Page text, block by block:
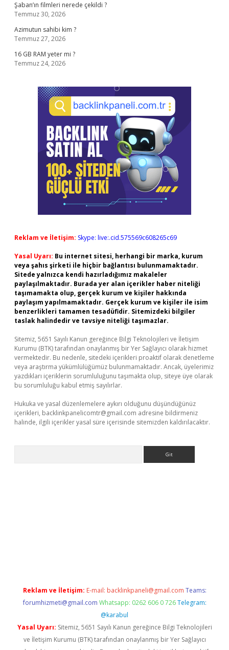
Şaban’ın filmleri nerede çekildi ?
Temmuz 30, 2026
Azimutun sahibi kim ?
Temmuz 27, 2026
16 GB RAM yeter mi ?
Temmuz 24, 2026
Reklam ve İletişim: Skype: live:.cid.575569c608265c69
Yasal Uyarı: Bu internet sitesi, herhangi bir marka, kurum
veya şahıs şirketi ile hiçbir bağlantısı bulunmamaktadır.
Sitede yalnızca kendi hazırladığımız makaleler
paylaşılmaktadır. Burada yer alan içerikler haber niteliği
taşımamakta olup, gerçek kurum ve kişiler hakkında
paylaşım yapılmamaktadır. Gerçek kurum ve kişiler ile isim
benzerlikleri tamamen tesadüfidir. Sitemizdeki bilgiler
taslak halindedir ve tavsiye niteliği taşımazlar.
Sitemiz, 5651 Sayılı Kanun gereğince Bilgi Teknolojileri ve İletişim
Kurumu (BTK) tarafından onaylanmış bir Yer Sağlayıcı olarak hizmet
vermektedir. Bu nedenle, sitedeki içerikleri proaktif olarak denetleme
veya araştırma yükümlülüğümüz bulunmamaktadır. Ancak, üyelerimiz
yazdıkları içeriklerin sorumluluğunu taşımakta olup, siteye üye olarak
bu sorumluluğu kabul etmiş sayılırlar.
Hukuka ve yasal düzenlemelere aykırı olduğunu düşündüğünüz
içerikleri, backlinkpanelicomtr@gmail.com adresine bildirmeniz
halinde, ilgili içerikler yasal süre içerisinde sitemizden kaldırılacaktır.
Reklam ve İletişim: E-mail: backlinkpaneli@gmail.com Teams:
forumhizmeti@gmail.com Whatsapp: 0262 606 0 726 Telegram:
@karabul
Yasal Uyarı: Sitemiz, 5651 Sayılı Kanun gereğince Bilgi Teknolojileri
ve İletişim Kurumu (BTK) tarafından onaylanmış bir Yer Sağlayıcı